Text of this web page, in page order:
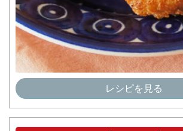
レシピを見る